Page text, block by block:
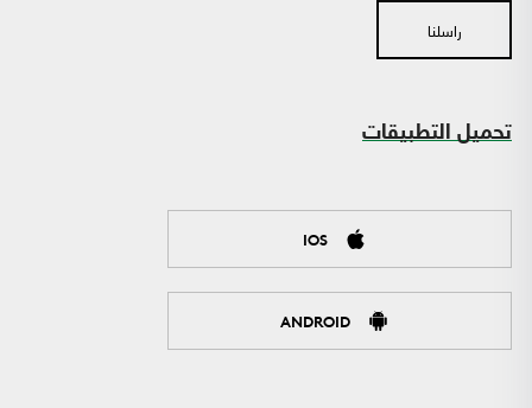
راسلنا
تحميل التطبيقات
IOS
ANDROID